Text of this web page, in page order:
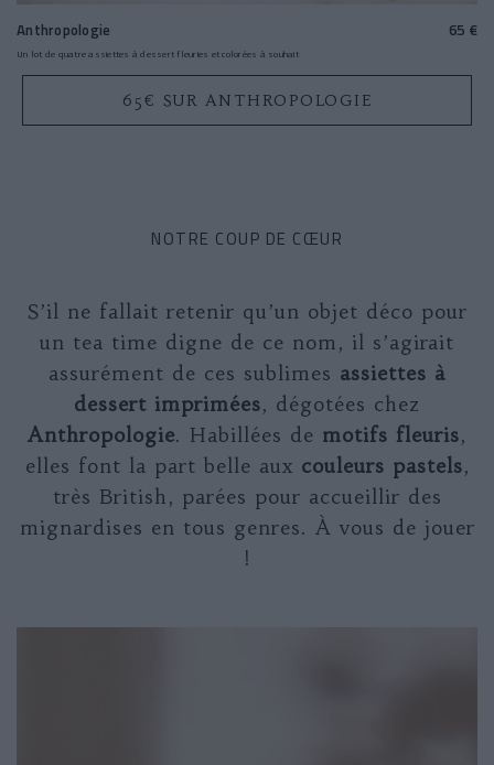
Anthropologie 65 €
Un lot de quatre assiettes à dessert fleuries et colorées à souhait
65€ SUR ANTHROPOLOGIE
NOTRE COUP DE CŒUR
S’il ne fallait retenir qu’un objet déco pour
un tea time digne de ce nom, il s’agirait
assurément de ces sublimes assiettes à
dessert imprimées, dégotées chez
Anthropologie. Habillées de motifs fleuris,
elles font la part belle aux couleurs pastels,
très British, parées pour accueillir des
mignardises en tous genres. À vous de jouer
!